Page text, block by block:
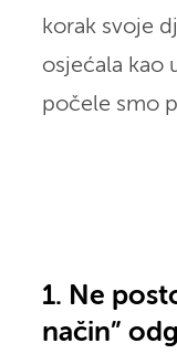
korak svoje
osjećala kao
počele smo
1. Ne
način”